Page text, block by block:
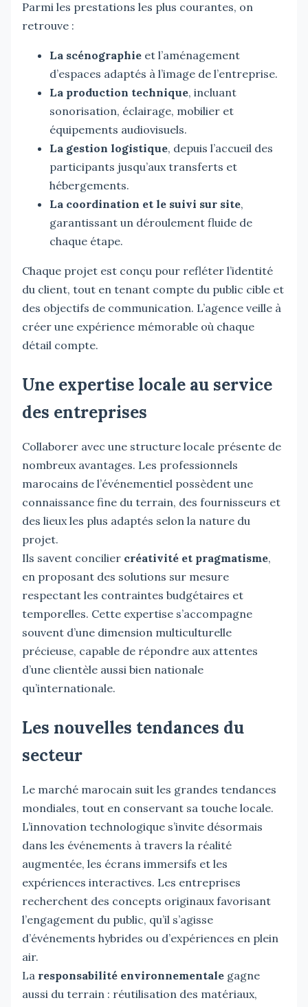
Parmi les prestations les plus courantes, on
retrouve :
La scénographie et l’aménagement
d’espaces adaptés à l’image de l’entreprise.
La production technique, incluant
sonorisation, éclairage, mobilier et
équipements audiovisuels.
La gestion logistique, depuis l’accueil des
participants jusqu’aux transferts et
hébergements.
La coordination et le suivi sur site,
garantissant un déroulement fluide de
chaque étape.
Chaque projet est conçu pour refléter l’identité
du client, tout en tenant compte du public cible et
des objectifs de communication. L’agence veille à
créer une expérience mémorable où chaque
détail compte.
Une expertise locale au service
des entreprises
Collaborer avec une structure locale présente de
nombreux avantages. Les professionnels
marocains de l’événementiel possèdent une
connaissance fine du terrain, des fournisseurs et
des lieux les plus adaptés selon la nature du
projet.
Ils savent concilier créativité et pragmatisme,
en proposant des solutions sur mesure
respectant les contraintes budgétaires et
temporelles. Cette expertise s’accompagne
souvent d’une dimension multiculturelle
précieuse, capable de répondre aux attentes
d’une clientèle aussi bien nationale
qu’internationale.
Les nouvelles tendances du
secteur
Le marché marocain suit les grandes tendances
mondiales, tout en conservant sa touche locale.
L’innovation technologique s’invite désormais
dans les événements à travers la réalité
augmentée, les écrans immersifs et les
expériences interactives. Les entreprises
recherchent des concepts originaux favorisant
l’engagement du public, qu’il s’agisse
d’événements hybrides ou d’expériences en plein
air.
La responsabilité environnementale gagne
aussi du terrain : réutilisation des matériaux,